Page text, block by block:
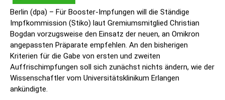
Berlin (dpa) – Für Booster-Impfungen will die Ständige
Impfkommission (Stiko) laut Gremiumsmitglied Christian
Bogdan vorzugsweise den Einsatz der neuen, an Omikron
angepassten Präparate empfehlen. An den bisherigen
Kriterien für die Gabe von ersten und zweiten
Auffrischimpfungen soll sich zunächst nichts ändern, wie der
Wissenschaftler vom Universitätsklinikum Erlangen
ankündigte.